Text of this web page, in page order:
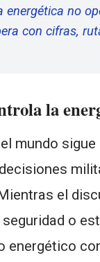
energética no
con cifras,
la
mundo sigue
el
o
energético